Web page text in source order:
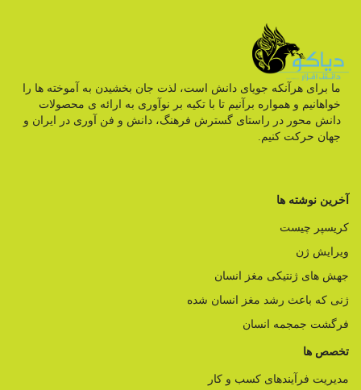
ما برای هرآنکه جویای دانش است، لذت جان بخشیدن به آموخته ها را
خواهانیم و همواره برآنیم تا با تکیه بر نوآوری به ارائه ی محصولات
دانش محور در راستای گسترش فرهنگ، دانش و فن آوری در ایران و
جهان حرکت کنیم.
آخرین نوشته ها
کریسپر چیست
ویرایش ژن
جهش های ژنتیکی مغز انسان
ژنی که باعث رشد مغز انسان شده
فرگشت جمجمه انسان
تخصص ها
مدیریت فرآیندهای کسب و کار